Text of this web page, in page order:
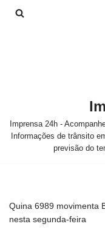
Imprensa 24h -
Informações de trânsito
previsão do
Quina 6989 movimenta
nesta segunda-feira